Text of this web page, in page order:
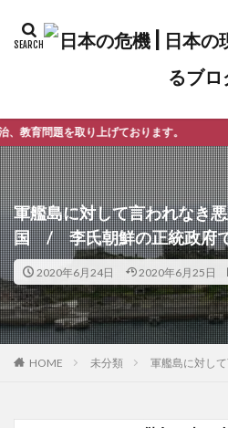
おります。
軍艦島に対して言われなき
国 / 李氏朝鮮の正統政府
2020年6月24日 2020年6月25日
HOME 未分類 軍艦島に対し